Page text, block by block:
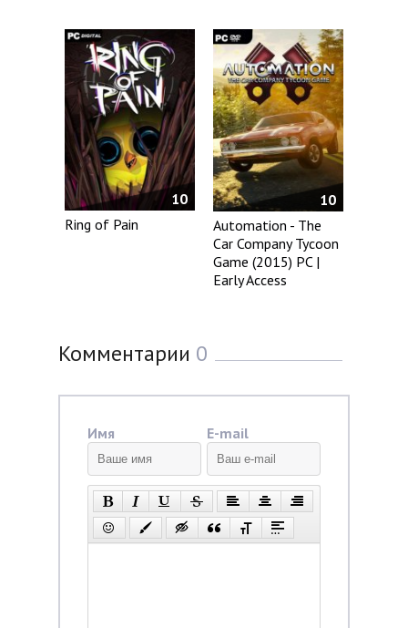
10
Ring of Pain
10
Automation - The
Car Company Tycoon
Game (2015) PC |
Early Access
Комментарии 0
Имя E-mail